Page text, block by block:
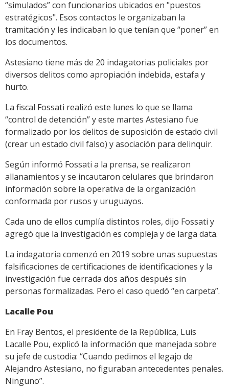
“simulados” con funcionarios ubicados en "puestos
estratégicos". Esos contactos le organizaban la
tramitación y les indicaban lo que tenían que “poner” en
los documentos.
Astesiano tiene más de 20 indagatorias policiales por
diversos delitos como apropiación indebida, estafa y
hurto.
La fiscal Fossati realizó este lunes lo que se llama
“control de detención” y este martes Astesiano fue
formalizado por los delitos de suposición de estado civil
(crear un estado civil falso) y asociación para delinquir.
Según informó Fossati a la prensa, se realizaron
allanamientos y se incautaron celulares que brindaron
información sobre la operativa de la organización
conformada por rusos y uruguayos.
Cada uno de ellos cumplía distintos roles, dijo Fossati y
agregó que la investigación es compleja y de larga data.
La indagatoria comenzó en 2019 sobre unas supuestas
falsificaciones de certificaciones de identificaciones y la
investigación fue cerrada dos años después sin
personas formalizadas. Pero el caso quedó “en carpeta”.
Lacalle Pou
En Fray Bentos, el presidente de la República, Luis
Lacalle Pou, explicó la información que manejada sobre
su jefe de custodia: “Cuando pedimos el legajo de
Alejandro Astesiano, no figuraban antecedentes penales.
Ninguno”.